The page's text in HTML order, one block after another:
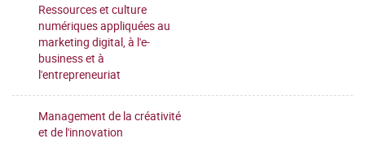
Ressources et culture
numériques appliquées au
marketing digital, à l'e-
business et à
l'entrepreneuriat
Management de la créativité
et de l'innovation